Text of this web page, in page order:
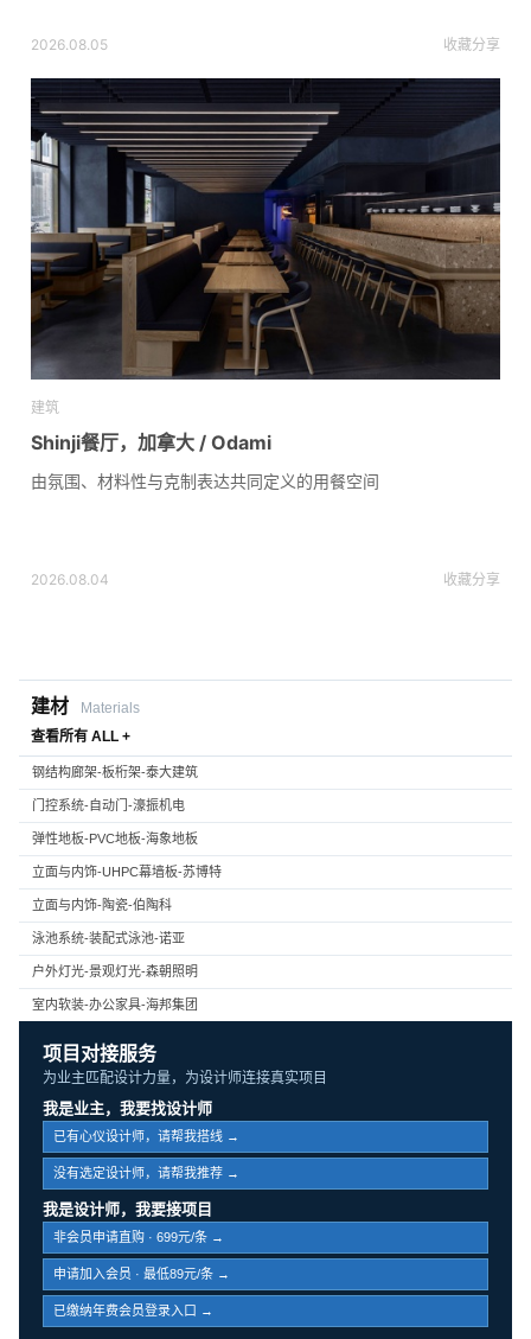
2026.08.05 收藏分享
建筑
Shinji餐厅，加拿大 / Odami
由氛围、材料性与克制表达共同定义的用餐空间
2026.08.04 收藏分享
建材
Materials
查看所有 ALL +
钢结构廊架-板桁架-泰大建筑
门控系统-自动门-濠振机电
弹性地板-PVC地板-海象地板
立面与内饰-UHPC幕墙板-苏博特
立面与内饰-陶瓷-伯陶科
泳池系统-装配式泳池-诺亚
户外灯光-景观灯光-森朝照明
室内软装-办公家具-海邦集团
项目对接服务
为业主匹配设计力量，为设计师连接真实项目
我是业主，我要找设计师
已有心仪设计师，请帮我搭线 →
没有选定设计师，请帮我推荐 →
我是设计师，我要接项目
非会员申请直购 · 699元/条 →
申请加入会员 · 最低89元/条 →
已缴纳年费会员登录入口 →